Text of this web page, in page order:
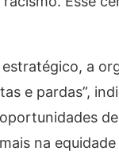
a
e pardas”,
na